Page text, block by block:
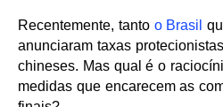
Recentemente, tanto o Brasil
anunciaram taxas
chineses. Mas qual é o
medidas que encarecem as